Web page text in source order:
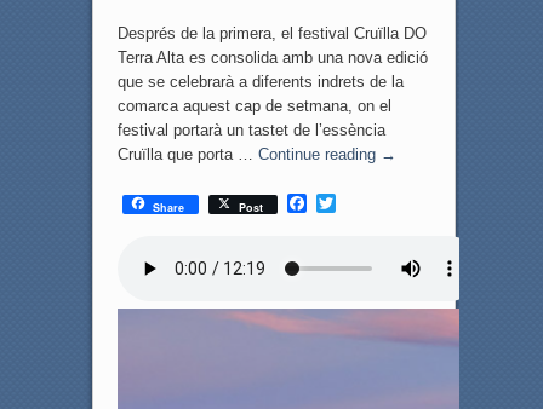
Després de la primera, el festival Cruïlla DO
Terra Alta es consolida amb una nova edició
que se celebrarà a diferents indrets de la
comarca aquest cap de setmana, on el
festival portarà un tastet de l’essència
Cruïlla que porta … Continue reading →
Share Post
F
o
k
T
r